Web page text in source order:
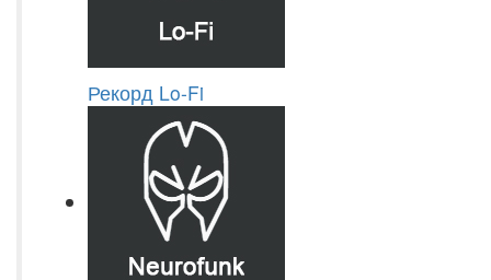
Рекорд Lo-Fi